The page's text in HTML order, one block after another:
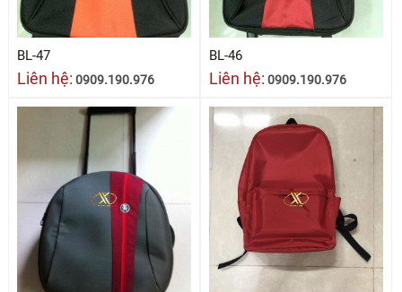
BL-47
Liên hệ: 0909.190.976
BL-46
Liên hệ: 0909.190.976